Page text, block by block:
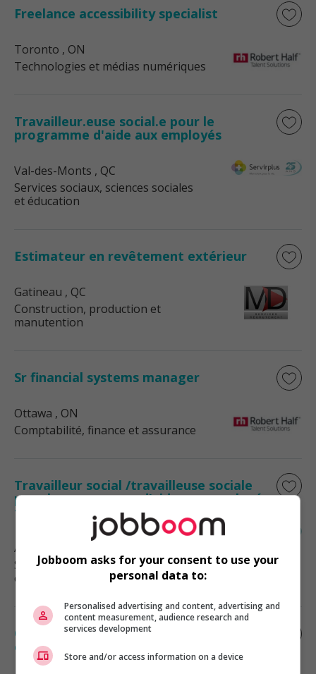
Freelance accessibility specialist
Toronto , ON
Technologies et médias numériques
Travailleur.euse social.e pour le
programme d'aide aux employés
Val-des-Monts , QC
Services sociaux, sciences sociales
et éducation
Estimateur en revêtement extérieur
Gatineau , QC
Construction, production et
manutention
Sr financial systems manager
Ottawa , ON
Comptabilité, finance et assurance
Travailleur social /travailleuse sociale
pour le programme d’aide aux employés
télétravail
Alma
Services sociaux, sciences sociales
et éducation
Coordonnateur(trice) administratif(ve)
et comptable
Jobboom asks for your consent to use your
personal data to:
Personalised advertising and content, advertising and
content measurement, audience research and
services development
Store and/or access information on a device